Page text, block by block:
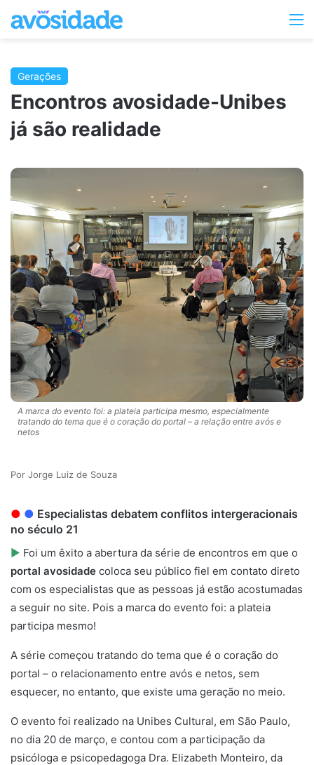
Switch
Gerações
Encontros avosidade-Unibes
já são realidade
A marca do evento foi: a plateia participa mesmo, especialmente
tratando do tema que é o coração do portal – a relação entre avós e
netos
Jorge Luiz de Souza
● ● Especialistas debatem conflitos intergeracionais
no século 21
► Foi um êxito a abertura da série de encontros em que o
portal avosidade coloca seu público fiel em contato direto
com os especialistas que as pessoas já estão acostumadas
a seguir no site. Pois a marca do evento foi: a plateia
participa mesmo!
A série começou tratando do tema que é o coração do
portal – o relacionamento entre avós e netos, sem
esquecer, no entanto, que existe uma geração no meio.
O evento foi realizado na Unibes Cultural, em São Paulo,
no dia 20 de março, e contou com a participação da
psicóloga e psicopedagoga Dra. Elizabeth Monteiro, da